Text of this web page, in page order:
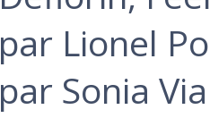
par Lionel
par Sonia